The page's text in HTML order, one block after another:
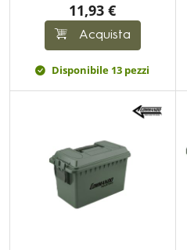
11,93 €
Acquista
Disponibile 13 pezzi